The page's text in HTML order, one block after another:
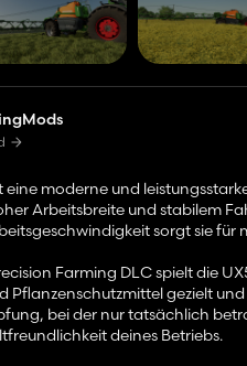
eine moderne und
Arbeitsbreite und stabilem
sorgt sie für
Farming DLC spielt die
Pflanzenschutzmittel gezielt
bei der nur tatsächlich
deines Betriebs.